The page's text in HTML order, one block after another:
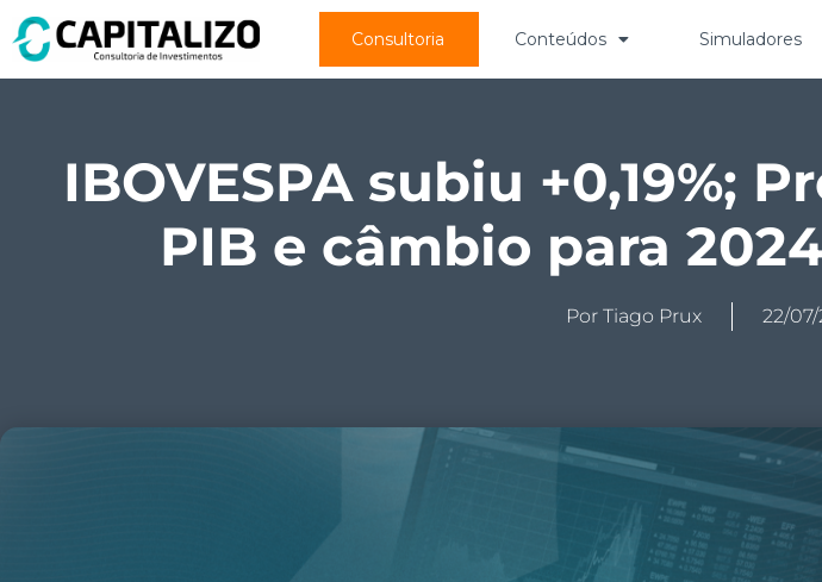
Consultoria Conteúdos Simuladores
IBOVESPA subiu +0,19%;
PIB e câmbio para
Por Tiago Prux 22/